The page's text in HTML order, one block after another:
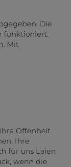
Die
funktioniert.
Mit
Offenheit
Ihre
für uns Laien
wenn die